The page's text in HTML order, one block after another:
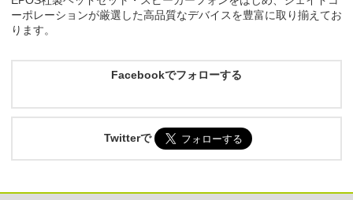
ーポレーションが厳選した高品質なデバイスを豊富に取り揃えてお
ります。
Facebookでフォローする
Twitterで